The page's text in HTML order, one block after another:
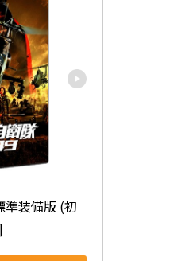
準装備版 (初